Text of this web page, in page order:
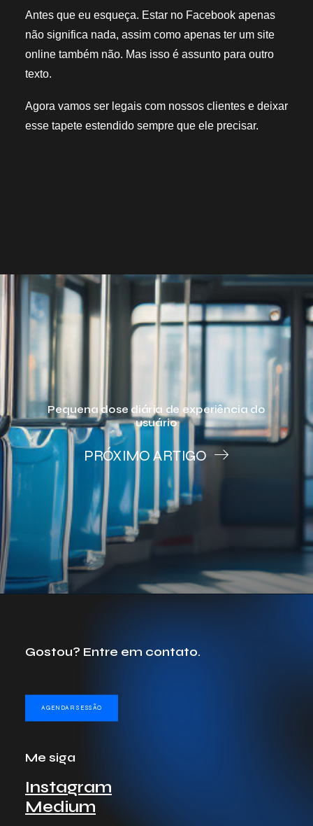
Antes que eu esqueça. Estar no Facebook apenas
não significa nada, assim como apenas ter um site
online também não. Mas isso é assunto para outro
texto.
Agora vamos ser legais com nossos clientes e deixar
esse tapete estendido sempre que ele precisar.
Pequena dose diária de experiência do
usuário
PRÓXIMO ARTIGO
Gostou? Entre em contato.
AGENDAR SESSÃO
Me siga
Instagram
Medium